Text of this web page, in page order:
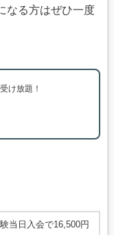
なる方はぜひ一度
け放題！
当日入会で16,500円